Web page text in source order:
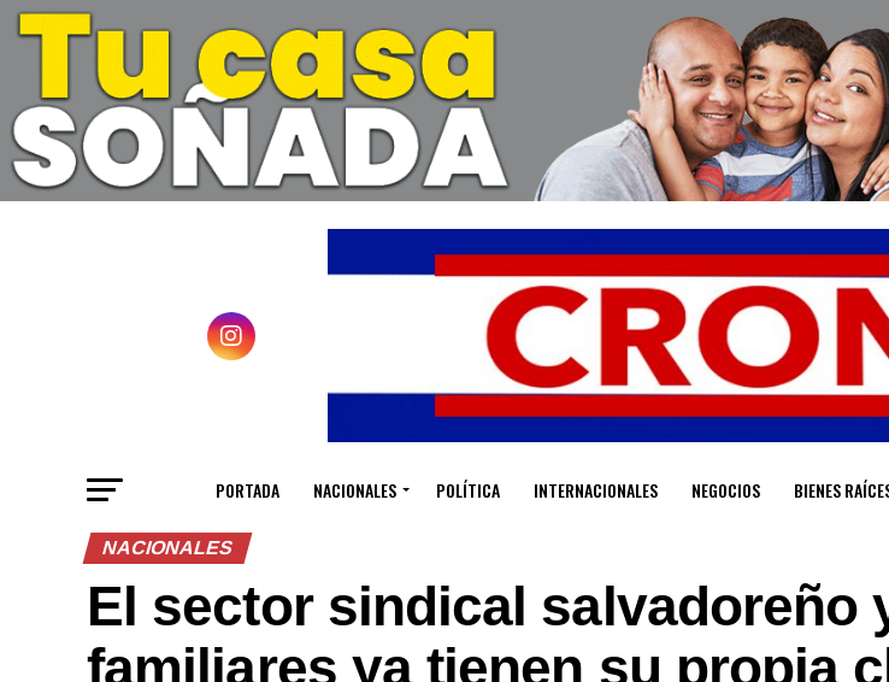
PORTADA NACIONALES POLÍTICA INTERNACIONALES NEGOCIOS BIENES
NACIONALES
El sector sindical salvadoreño
familiares ya tienen su propia